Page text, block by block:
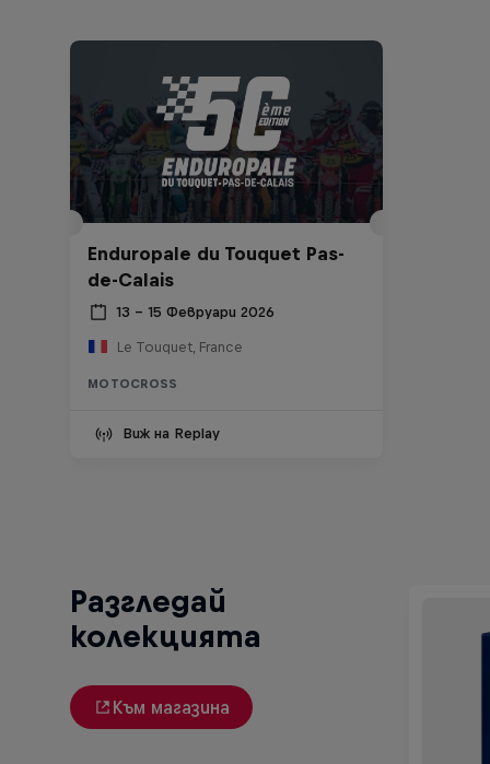
Enduropale du Touquet Pas-
de-Calais
13 – 15 Февруари 2026
Le Touquet, France
MOTOCROSS
Виж на Replay
Разгледай
колекцията
Към магазина